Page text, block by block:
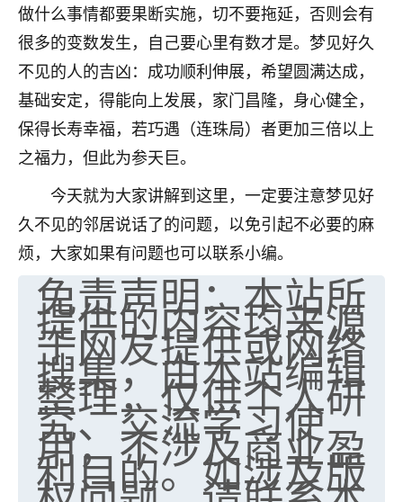
做什么事情都要果断实施，切不要拖延，否则会有
很多的变数发生，自己要心里有数才是。梦见好久
不见的人的吉凶：成功顺利伸展，希望圆满达成，
基础安定，得能向上发展，家门昌隆，身心健全，
保得长寿幸福，若巧遇（连珠局）者更加三倍以上
之福力，但此为参天巨。
今天就为大家讲解到这里，一定要注意梦见好
久不见的邻居说话了的问题，以免引起不必要的麻
烦，大家如果有问题也可以联系小编。
免责声明：本站所
提供的内容均来源
于网友提供或网络
搜集，由本站编辑
整理，仅供个人研
究、交流学习使
用，不涉及商业盈
利目的。如涉及版